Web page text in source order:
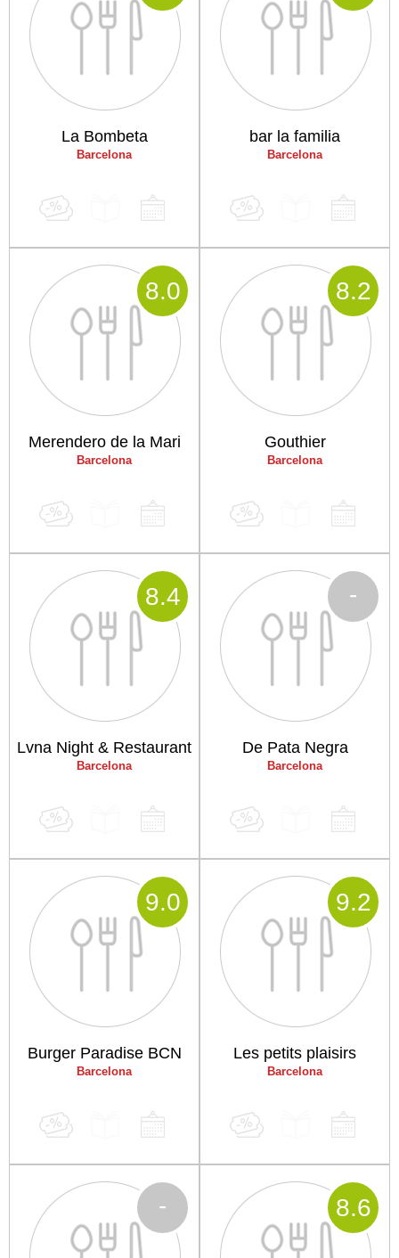
La Bombeta
Barcelona
bar la familia
Barcelona
Merendero de la Mari
Barcelona
8.0
Gouthier
Barcelona
8.2
Lvna Night & Restaurant
Barcelona
8.4
De Pata Negra
Barcelona
-
Burger Paradise BCN
Barcelona
9.0
Les petits plaisirs
Barcelona
9.2
- 8.6